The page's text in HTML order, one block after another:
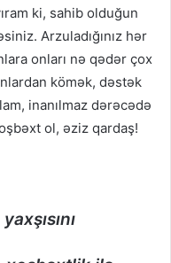
ki, sahib olduğun
Arzuladığınız hər
onları nə qədər çox
kömək, dəstək
inanılmaz dərəcədə
ol, əziz qardaş!